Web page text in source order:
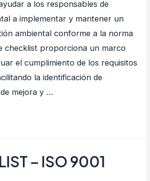
a los responsables de
a implementar y mantener un
ambiental conforme a la norma
checklist proporciona un marco
el cumplimiento de los requisitos
la identificación de
mejora y …
– ISO 9001